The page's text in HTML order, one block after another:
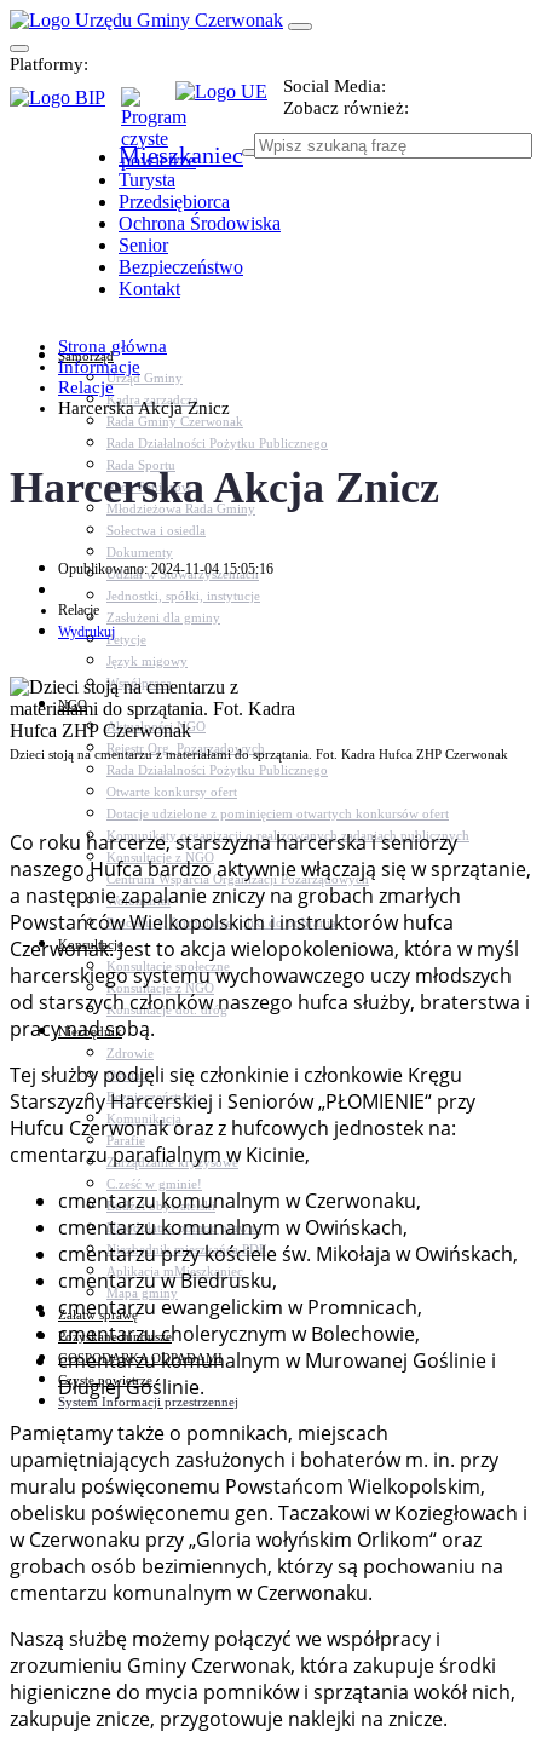
Platformy:
Social Media:
Zobacz również:
Mieszkaniec
Turysta
Przedsiębiorca
Ochrona Środowiska
Senior
Bezpieczeństwo
Kontakt
Samorząd
Urząd Gminy
Kadra zarządcza
Rada Gminy Czerwonak
Rada Działalności Pożytku Publicznego
Rada Sportu
Rada Seniorów
Młodzieżowa Rada Gminy
Sołectwa i osiedla
Dokumenty
Udział w Stowarzyszeniach
Jednostki, spółki, instytucje
Zasłużeni dla gminy
Petycje
Język migowy
Współpraca
NGO
Aktualności NGO
Rejestr Org. Pozarządowych
Rada Działalności Pożytku Publicznego
Otwarte konkursy ofert
Dotacje udzielone z pominięciem otwartych konkursów ofert
Komunikaty organizacji o realizowanych zadaniach publicznych
Konsultacje z NGO
Centrum Wsparcia Organizacji Pozarządowych
Wolontariat
Procedury, formularze, pliki do pobrania
Konsultacje
Konsultacje społeczne
Konsultacje z NGO
Konsultacje dot. dróg
Niezbędnik
Zdrowie
Oświata
Bezpieczeństwo
Komunikacja
Parafie
Zarządzanie kryzysowe
C.ześć w gminie!
Budżet obywatelski
Nieodpłatna pomoc prawna
Niezbędnik mieszkańca PDF
Aplikacja mMieszkaniec
Mapa gminy
Załatw sprawę
Pozyskane fundusze
GOSPODARKA ODPADAMI
Czyste powietrze
System Informacji przestrzennej
Strona główna
Informacje
Relacje
Harcerska Akcja Znicz
Harcerska Akcja Znicz
Opublikowano: 2024-11-04 15:05:16
Relacje
Wydrukuj
Dzieci stoją na cmentarzu z materiałami do sprzątania. Fot. Kadra Hufca ZHP Czerwonak
Co roku harcerze, starszyzna harcerska i seniorzy
naszego Hufca bardzo aktywnie włączają się w sprzątanie,
a następnie zapalanie zniczy na grobach zmarłych
Powstańców Wielkopolskich i instruktorów hufca
Czerwonak. Jest to akcja wielopokoleniowa, która w myśl
harcerskiego systemu wychowawczego uczy młodszych
od starszych członków naszego hufca służby, braterstwa i
pracy nad sobą.
Tej służby podjęli się członkinie i członkowie Kręgu
Starszyzny Harcerskiej i Seniorów „PŁOMIENIE“ przy
Hufcu Czerwonak oraz z hufcowych jednostek na:
cmentarzu parafialnym w Kicinie,
cmentarzu komunalnym w Czerwonaku,
cmentarzu komunalnym w Owińskach,
cmentarzu przy kościele św. Mikołaja w Owińskach,
cmentarzu w Biedrusku,
cmentarzu ewangelickim w Promnicach,
cmentarzu cholerycznym w Bolechowie,
cmentarzu komunalnym w Murowanej Goślinie i
Długiej Goślinie.
Pamiętamy także o pomnikach, miejscach
upamiętniających zasłużonych i bohaterów m. in. przy
muralu poświęconemu Powstańcom Wielkopolskim,
obelisku poświęconemu gen. Taczakowi w Koziegłowach i
w Czerwonaku przy „Gloria wołyńskim Orlikom“ oraz
grobach osób bezimiennych, którzy są pochowaniu na
cmentarzu komunalnym w Czerwonaku.
Naszą służbę możemy połączyć we współpracy i
zrozumieniu Gminy Czerwonak, która zakupuje środki
higieniczne do mycia pomników i sprzątania wokół nich,
zakupuje znicze, przygotowuje naklejki na znicze.